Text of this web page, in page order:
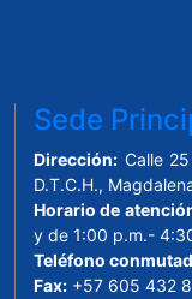
Sede
Dirección: Calle
D.T.C.H.,
Horario de
y de 1:00 p.m.-
Teléfono
Fax: +57 605 432